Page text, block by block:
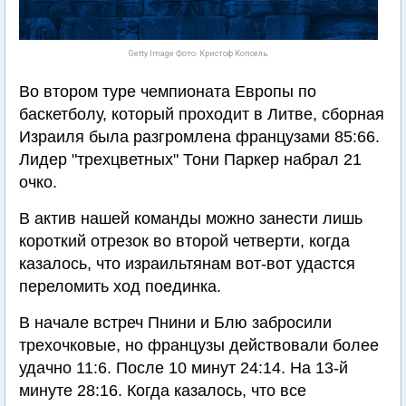
Getty Image Фото: Кристоф Копсель
Во втором туре чемпионата Европы по
баскетболу, который проходит в Литве, сборная
Израиля была разгромлена французами 85:66.
Лидер "трехцветных" Тони Паркер набрал 21
очко.
В актив нашей команды можно занести лишь
короткий отрезок во второй четверти, когда
казалось, что израильтянам вот-вот удастся
переломить ход поединка.
В начале встреч Пнини и Блю забросили
трехочковые, но французы действовали более
удачно 11:6. После 10 минут 24:14. На 13-й
минуте 28:16. Когда казалось, что все